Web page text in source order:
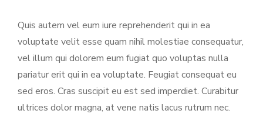
Quis autem vel eum iure reprehenderit qui in ea
voluptate velit esse quam nihil molestiae consequatur,
vel illum qui dolorem eum fugiat quo voluptas nulla
pariatur erit qui in ea voluptate. Feugiat consequat eu
sed eros. Cras suscipit eu est sed imperdiet. Curabitur
ultrices dolor magna, at vene natis lacus rutrum nec.